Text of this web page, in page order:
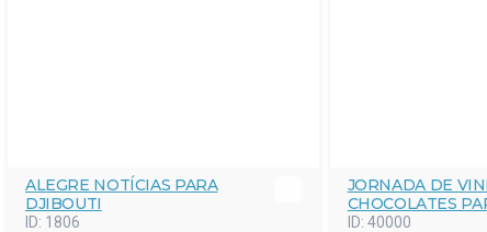
ALEGRE NOTÍCIAS PARA
DJIBOUTI
ID: 1806
JORNADA DE
CHOCOLATES
ID: 40000